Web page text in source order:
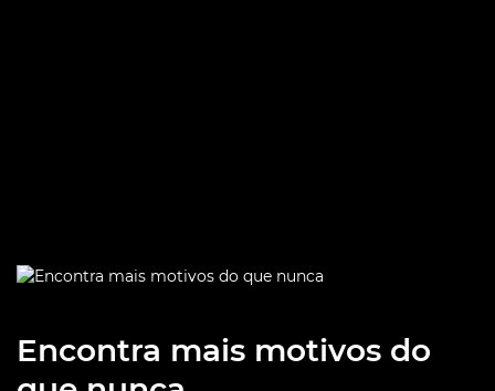
Encontra mais motivos do